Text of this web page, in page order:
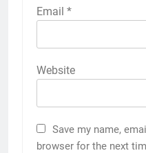
Email *
Website
Save my name,
browser for the next